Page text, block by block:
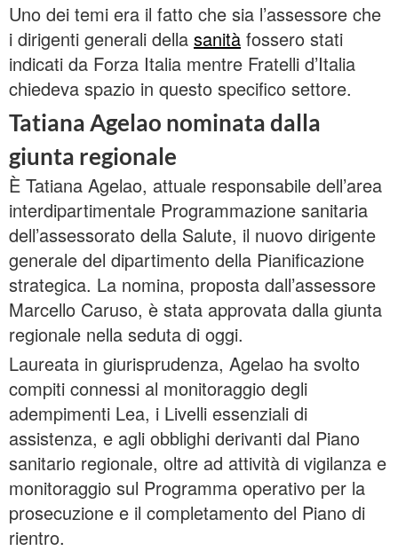
Uno dei temi era il fatto che sia l’assessore che
i dirigenti generali della sanità fossero stati
indicati da Forza Italia mentre Fratelli d’Italia
chiedeva spazio in questo specifico settore.
Tatiana Agelao nominata dalla
giunta regionale
È Tatiana Agelao, attuale responsabile dell’area
interdipartimentale Programmazione sanitaria
dell’assessorato della Salute, il nuovo dirigente
generale del dipartimento della Pianificazione
strategica. La nomina, proposta dall’assessore
Marcello Caruso, è stata approvata dalla giunta
regionale nella seduta di oggi.
Laureata in giurisprudenza, Agelao ha svolto
compiti connessi al monitoraggio degli
adempimenti Lea, i Livelli essenziali di
assistenza, e agli obblighi derivanti dal Piano
sanitario regionale, oltre ad attività di vigilanza e
monitoraggio sul Programma operativo per la
prosecuzione e il completamento del Piano di
rientro.